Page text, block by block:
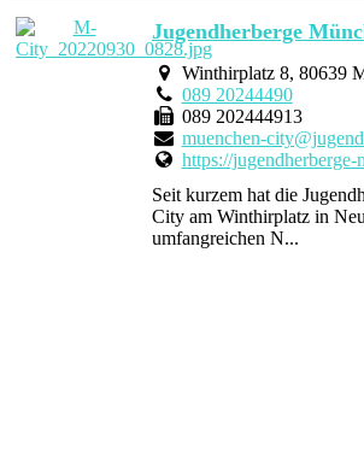
Jugendherberge
Winthirplatz 8, 80639
089 20244490
089 202444913
muenchen-
https://jugendherberge-
Seit kurzem hat die
City am Winthirplatz in
umfangreichen N...